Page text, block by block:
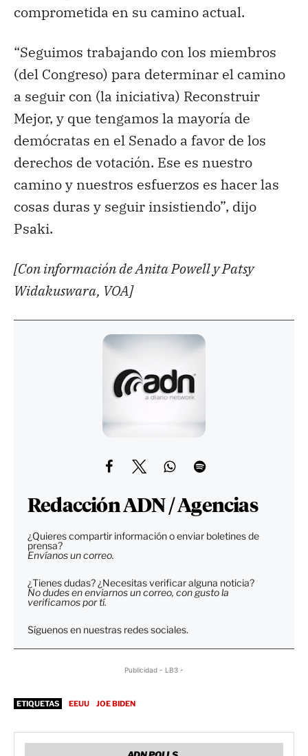
comprometida en su camino actual.
“Seguimos trabajando con los miembros
(del Congreso) para determinar el camino
a seguir con (la iniciativa) Reconstruir
Mejor, y que tengamos la mayoría de
demócratas en el Senado a favor de los
derechos de votación. Ese es nuestro
camino y nuestros esfuerzos es hacer las
cosas duras y seguir insistiendo”, dijo
Psaki.
[Con información de Anita Powell y Patsy
Widakuswara, VOA]
Redacción ADN / Agencias
¿Quieres compartir información o enviar boletines de
prensa?
Envíanos un correo.
¿Tienes dudas? ¿Necesitas verificar alguna noticia?
No dudes en enviarnos un correo, con gusto la
verificamos por tí.
Síguenos en nuestras redes sociales.
Publicidad - LB3 -
ETIQUETAS EEUU JOE BIDEN